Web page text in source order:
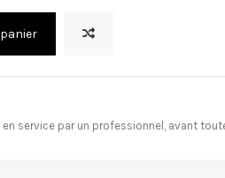
service par un professionnel, avant